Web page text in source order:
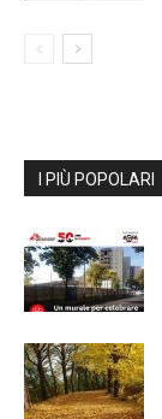
I PIÙ POPOLARI